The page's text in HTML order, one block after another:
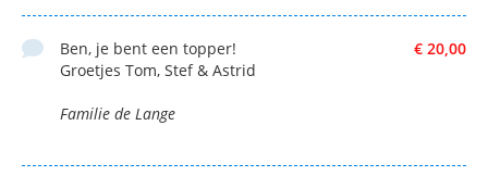
€ 20,00
Ben, je bent een topper!
Groetjes Tom, Stef & Astrid
Familie de Lange